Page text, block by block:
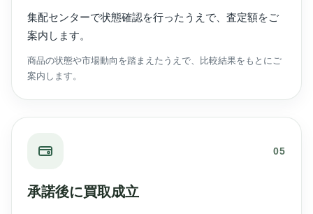
集配センターで状態確認を行ったうえで、査定額をご
案内します。
商品の状態や市場動向を踏まえたうえで、比較結果をもとにご
案内します。
05
承諾後に買取成立